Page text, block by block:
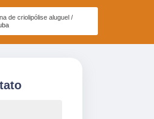
de criolipólise aluguel